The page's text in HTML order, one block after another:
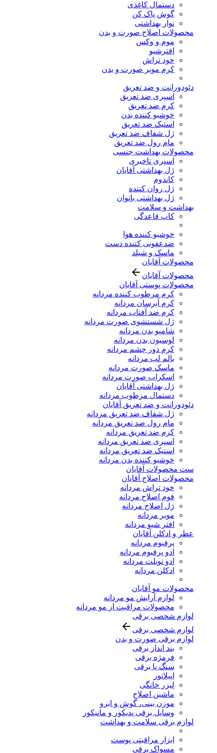
دستمال کاغذی
گوش پاک کن
نوار بهداشتی
محصولات اصلاح صورت و بدن
موم و وکس
افترشیو
خود تراش
کرم موبر صورت و بدن
دئودورانت و ضد تعریق
اسپری ضد تعریق
کرم ضد تعریق
خوشبو کننده بدن
استیک ضد تعریق
ژل شفاف ضد تعریق
مام رول ضد تعریق
محصولات بهداشت جنسی
اسپری تاخیری
ژل بهداشتی آقایان
کاندوم
ژل روان کننده
ژل بهداشتی بانوان
بهداشت و سلامت
کاپ قاعدگی
خوشبو کننده هوا
ضدعفونی کننده دست
ماسک و شیلد
محصولات آقایان
محصولات آقایان
محصولات پوستی آقایان
کرم مرطوب کننده مردانه
کرم آبرسان مردانه
کرم ضد آفتاب مردانه
ژل شستشوی صورت مردانه
شامپو بدن مردانه
لوسیون بدن مردانه
کرم دور چشم مردانه
بالم لب مردانه
ماسک صورت مردانه
اسکراب صورت مردانه
ژل بهداشتی آقایان
دستمال مرطوب مردانه
دئودورانت و ضد تعریق آقایان
ژل شفاف ضد تعریق مردانه
مام رول ضد تعریق مردانه
کرم ضد تعریق مردانه
اسپری ضد تعریق مردانه
استیک ضد تعریق مردانه
خوشبو کننده بدن مردانه
ست محصولات آقایان
محصولات اصلاح آقایان
خود تراش مردانه
فوم اصلاح مردانه
ژل اصلاح مردانه
موبر مردانه
افتر شیو مردانه
عطر و ادکلن آقایان
پرفیوم مردانه
ادو پرفیوم مردانه
ادو تویلت مردانه
ادکلن مردانه
محصولات مو آقایان
لوازم آرایش مو مردانه
محصولات مراقبت از مو مردانه
لوازم شخصی برقی
لوازم شخصی برقی
لوازم برقی صورت و بدن
بند انداز برقی
فرمژه برقی
سنگ پا برقی
اپیلاتور
لیزر خانگی
ماشین اصلاح
موزن بینی، گوش و ابرو
وسایل برقی پدیکور و مانیکور
لوازم برقی سلامت و بهداشت
ابزار مراقبتی پوست
مسواک برقی